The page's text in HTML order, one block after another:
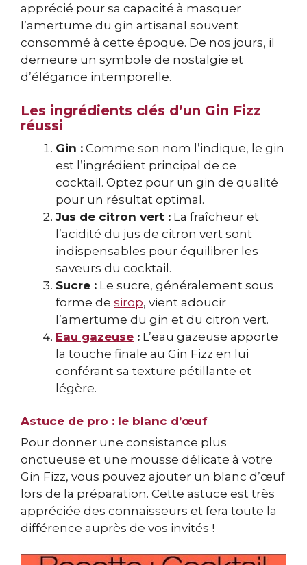
apprécié pour sa capacité à masquer
l’amertume du gin artisanal souvent
consommé à cette époque. De nos jours, il
demeure un symbole de nostalgie et
d’élégance intemporelle.
Les ingrédients clés d’un Gin Fizz
réussi
Gin : Comme son nom l’indique, le gin
est l’ingrédient principal de ce
cocktail. Optez pour un gin de qualité
pour un résultat optimal.
Jus de citron vert : La fraîcheur et
l’acidité du jus de citron vert sont
indispensables pour équilibrer les
saveurs du cocktail.
Sucre : Le sucre, généralement sous
forme de sirop, vient adoucir
l’amertume du gin et du citron vert.
Eau gazeuse : L’eau gazeuse apporte
la touche finale au Gin Fizz en lui
conférant sa texture pétillante et
légère.
Astuce de pro : le blanc d’œuf
Pour donner une consistance plus
onctueuse et une mousse délicate à votre
Gin Fizz, vous pouvez ajouter un blanc d’œuf
lors de la préparation. Cette astuce est très
appréciée des connaisseurs et fera toute la
différence auprès de vos invités !